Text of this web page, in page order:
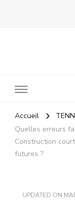
Accueil
Quelles erreurs
Construction
futures ?
UPDATED ON